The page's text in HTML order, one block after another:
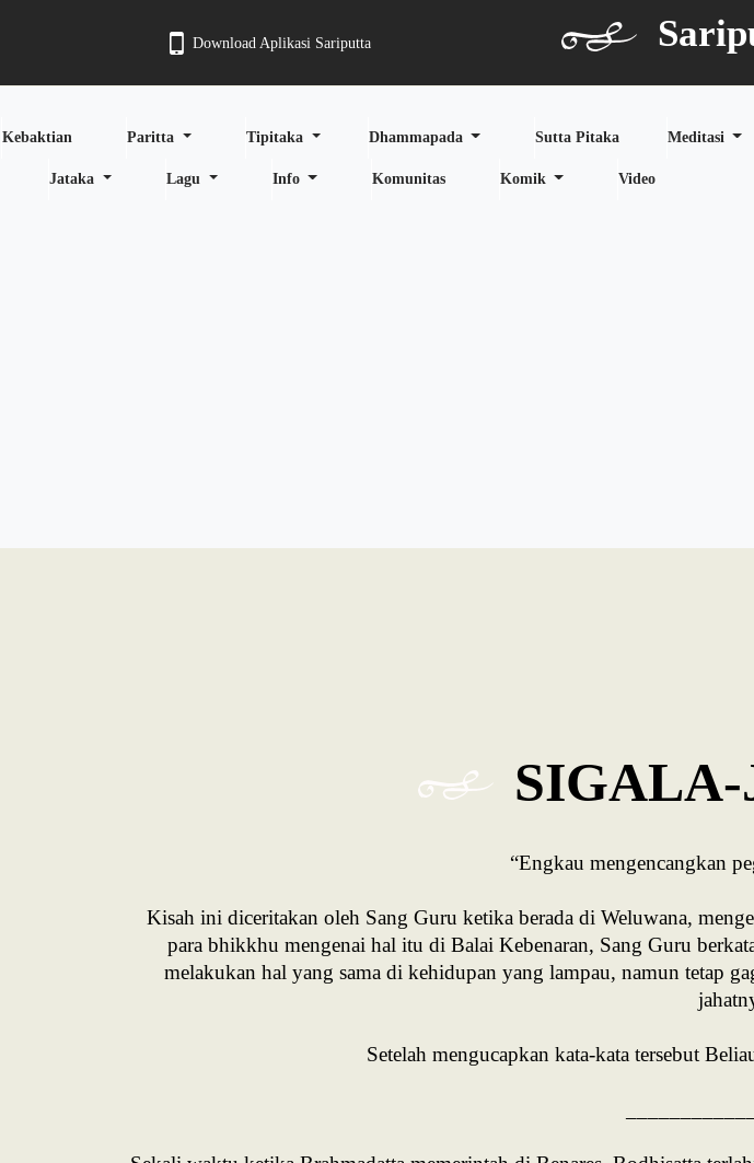
Download Aplikasi Sariputta
Kebaktian Paritta Tipitaka Dhammapada Sutta Pitaka Meditasi
Jataka Lagu Info Komunitas Komik Video
“Engkau mengencangkan
Kisah ini diceritakan oleh Sang Guru ketika berada di Weluwana,
para bhikkhu mengenai hal itu di Balai Kebenaran, Sang Guru
melakukan hal yang sama di kehidupan yang lampau, namun tetap
Setelah mengucapkan kata-kata tersebut